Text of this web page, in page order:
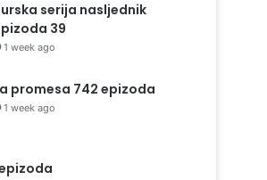
serija nasljednik
39
1 week ago
promesa 742 epizoda
1 week ago